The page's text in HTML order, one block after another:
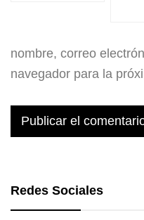
nombre, correo
navegador para la
Redes Sociales